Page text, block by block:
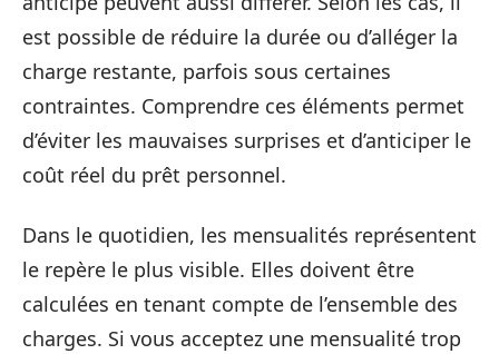
est possible de réduire la durée ou d’alléger la
charge restante, parfois sous certaines
contraintes. Comprendre ces éléments permet
d’éviter les mauvaises surprises et d’anticiper le
coût réel du prêt personnel.
Dans le quotidien, les mensualités représentent
le repère le plus visible. Elles doivent être
calculées en tenant compte de l’ensemble des
charges. Si vous acceptez une mensualité trop